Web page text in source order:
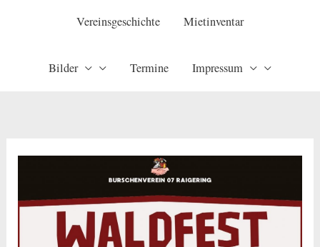
Vereinsgeschichte Mietinventar
Bilder Termine Impressum